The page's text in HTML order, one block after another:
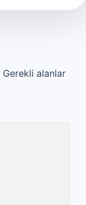
Gerekli alanlar